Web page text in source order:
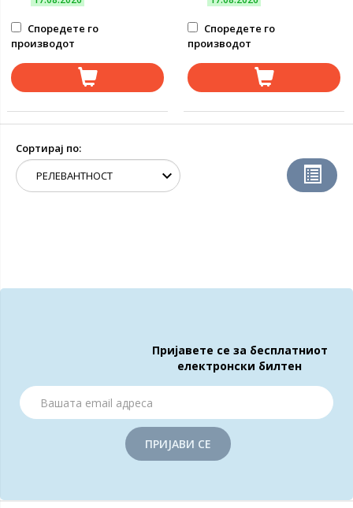
Споредете го
производот
Споредете го
производот
Сортирај по:
Пријавете се за бесплатниот
електронски билтен
ПРИЈАВИ СЕ